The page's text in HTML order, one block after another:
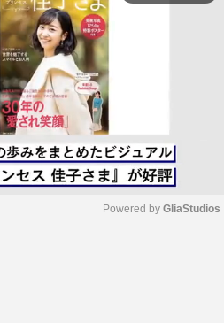
Powered by GliaStudios